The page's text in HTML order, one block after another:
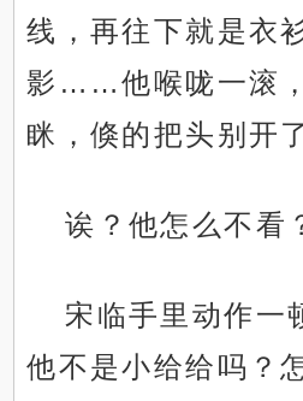
线，再往下就是衣
影……他喉咙一滚
眯，倏的把头别开
诶？他怎么不看
宋临手里动作一
他不是小给给吗？